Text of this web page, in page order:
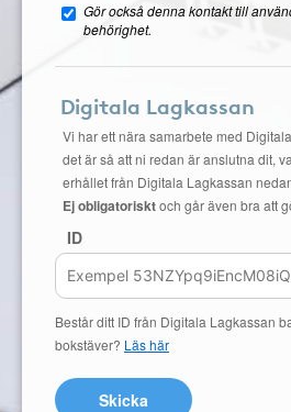
Gör också denna kontakt till
behörighet.
Digitala Lagkassan
Vi har ett nära samarbete med
det är så att ni redan är anslutna dit,
erhållet från Digitala Lagkassan
Ej obligatorisktoch går även bra att
ID
Består ditt ID från Digitala Lagkassan
bokstäver? Läs här
Skicka